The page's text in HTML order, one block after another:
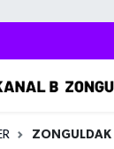
ZONGULDAK
Eczaneler